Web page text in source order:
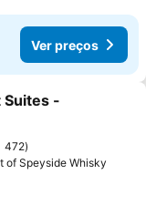
Ver preços
favoritos
-
472
of Speyside Whisky